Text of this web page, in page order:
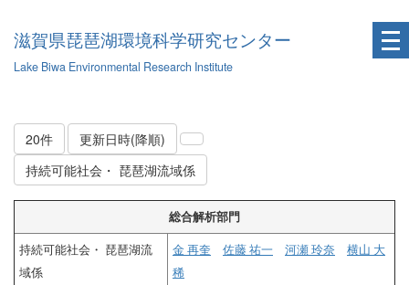
滋賀県琵琶湖環境科学研究センター
Lake Biwa Environmental Research Institute
20件
更新日時(降順)
持続可能社会・ 琵琶湖流域係
総合解析部門
持続可能社会・ 琵琶湖流
域係
金 再奎 佐藤 祐一 河瀬 玲奈
横山 大
稀